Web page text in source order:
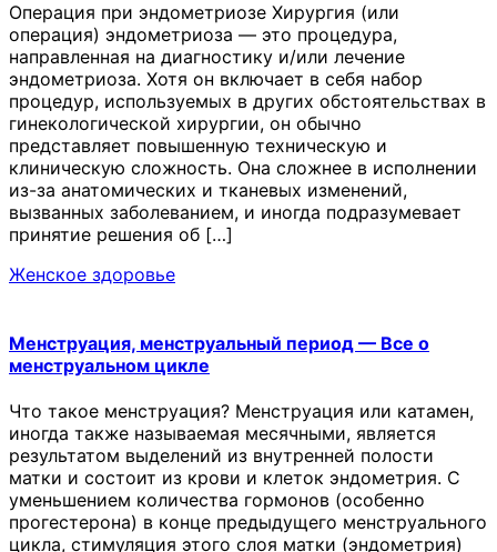
Операция при эндометриозе Хирургия (или
операция) эндометриоза — это процедура,
направленная на диагностику и/или лечение
эндометриоза. Хотя он включает в себя набор
процедур, используемых в других обстоятельствах в
гинекологической хирургии, он обычно
представляет повышенную техническую и
клиническую сложность. Она сложнее в исполнении
из-за анатомических и тканевых изменений,
вызванных заболеванием, и иногда подразумевает
принятие решения об […]
Женское здоровье
Менструация, менструальный период — Все о
менструальном цикле
Что такое менструация? Менструация или катамен,
иногда также называемая месячными, является
результатом выделений из внутренней полости
матки и состоит из крови и клеток эндометрия. С
уменьшением количества гормонов (особенно
прогестерона) в конце предыдущего менструального
цикла, стимуляция этого слоя матки (эндометрия)